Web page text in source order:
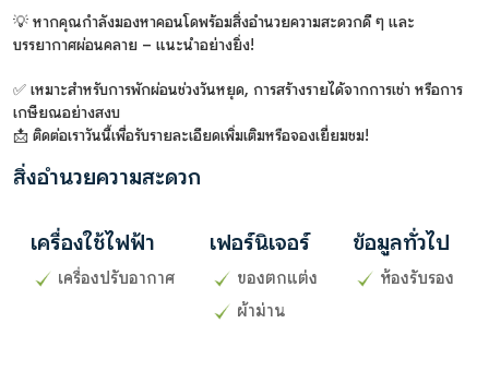
💡 หากคุณกำลังมองหาคอนโดพร้อมสิ่งอำนวยความสะดวกดี ๆ และ
บรรยากาศผ่อนคลาย – แนะนำอย่างยิ่ง!
✅ เหมาะสำหรับการพักผ่อนช่วงวันหยุด, การสร้างรายได้จากการเช่า หรือการ
เกษียณอย่างสงบ
📩 ติดต่อเราวันนี้เพื่อรับรายละเอียดเพิ่มเติมหรือจองเยี่ยมชม!
สิ่งอำนวยความสะดวก
เครื่องใช้ไฟฟ้า
เครื่องปรับอากาศ
เฟอร์นิเจอร์
ของตกแต่ง
ผ้าม่าน
ข้อมูลทั่วไป
ห้องรับรอง